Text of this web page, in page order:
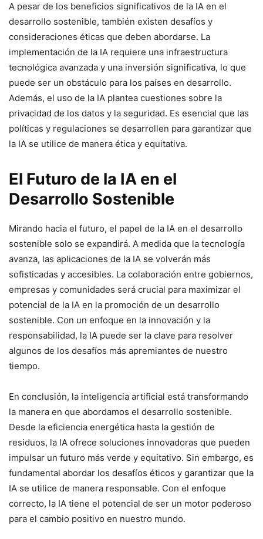
A pesar de los beneficios significativos de la IA en el
desarrollo sostenible, también existen desafíos y
consideraciones éticas que deben abordarse. La
implementación de la IA requiere una infraestructura
tecnológica avanzada y una inversión significativa, lo que
puede ser un obstáculo para los países en desarrollo.
Además, el uso de la IA plantea cuestiones sobre la
privacidad de los datos y la seguridad. Es esencial que las
políticas y regulaciones se desarrollen para garantizar que
la IA se utilice de manera ética y equitativa.
El Futuro de la IA en el
Desarrollo Sostenible
Mirando hacia el futuro, el papel de la IA en el desarrollo
sostenible solo se expandirá. A medida que la tecnología
avanza, las aplicaciones de la IA se volverán más
sofisticadas y accesibles. La colaboración entre gobiernos,
empresas y comunidades será crucial para maximizar el
potencial de la IA en la promoción de un desarrollo
sostenible. Con un enfoque en la innovación y la
responsabilidad, la IA puede ser la clave para resolver
algunos de los desafíos más apremiantes de nuestro
tiempo.
En conclusión, la inteligencia artificial está transformando
la manera en que abordamos el desarrollo sostenible.
Desde la eficiencia energética hasta la gestión de
residuos, la IA ofrece soluciones innovadoras que pueden
impulsar un futuro más verde y equitativo. Sin embargo, es
fundamental abordar los desafíos éticos y garantizar que la
IA se utilice de manera responsable. Con el enfoque
correcto, la IA tiene el potencial de ser un motor poderoso
para el cambio positivo en nuestro mundo.